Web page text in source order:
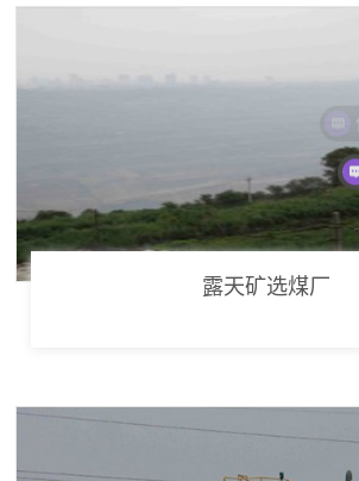
露天矿选煤厂